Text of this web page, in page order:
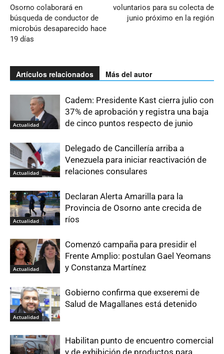
Osorno colaborará en
búsqueda de conductor de
microbús desaparecido hace
19 días
voluntarios para su colecta de
junio próximo en la región
Artículos relacionados Más del autor
Actualidad
Cadem: Presidente Kast cierra julio con
37% de aprobación y registra una baja
de cinco puntos respecto de junio
Actualidad
Delegado de Cancillería arriba a
Venezuela para iniciar reactivación de
relaciones consulares
Actualidad
Declaran Alerta Amarilla para la
Provincia de Osorno ante crecida de
ríos
Actualidad
Comenzó campaña para presidir el
Frente Amplio: postulan Gael Yeomans
y Constanza Martínez
Actualidad
Gobierno confirma que exseremi de
Salud de Magallanes está detenido
Habilitan punto de encuentro comercial
y de exhibición de productos para